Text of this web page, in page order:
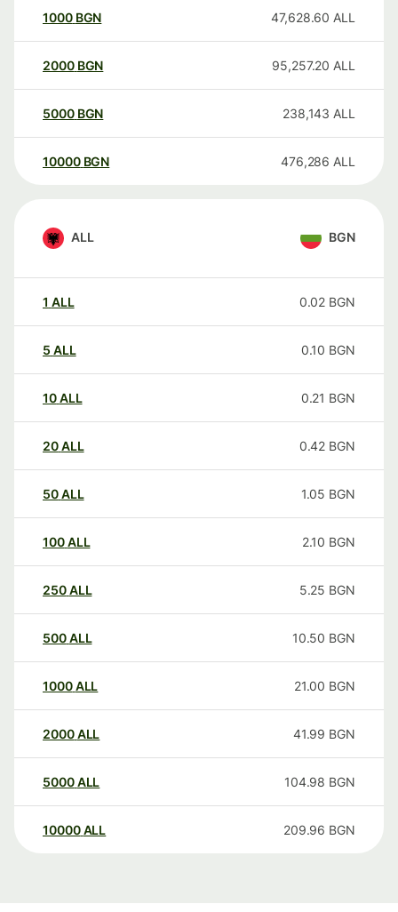
1000 BGN 47,628.60 ALL
2000 BGN 95,257.20 ALL
5000 BGN 238,143 ALL
10000 BGN 476,286 ALL
ALL BGN
1 ALL 0.02 BGN
5 ALL 0.10 BGN
10ALL 0.21 BGN
20ALL 0.42 BGN
50ALL 1.05 BGN
100ALL 2.10 BGN
250ALL 5.25 BGN
500ALL 10.50 BGN
1000ALL 21.00 BGN
2000ALL 41.99 BGN
5000ALL 104.98 BGN
10000 ALL 209.96 BGN